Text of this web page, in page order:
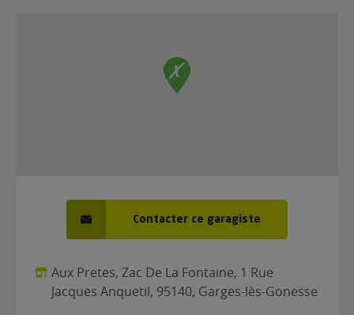
Contacter ce garagiste
Aux Pretes, Zac De La Fontaine, 1 Rue
Jacques Anquetil, 95140, Garges-lès-Gonesse